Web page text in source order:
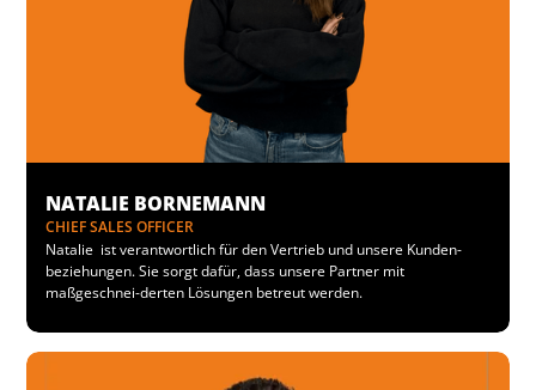
NATALIE BORNEMANN
CHIEF SALES OFFICER
Natalie ist verantwortlich für den Vertrieb und unsere Kunden-
beziehungen. Sie sorgt dafür, dass unsere Partner mit
maßgeschnei-derten Lösungen betreut werden.